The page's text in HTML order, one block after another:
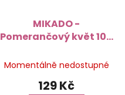
MIKADO -
Pomerančový květ 100
Momentálně nedostupné
129 Kč